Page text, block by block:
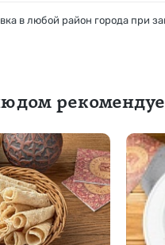
в любой район города при